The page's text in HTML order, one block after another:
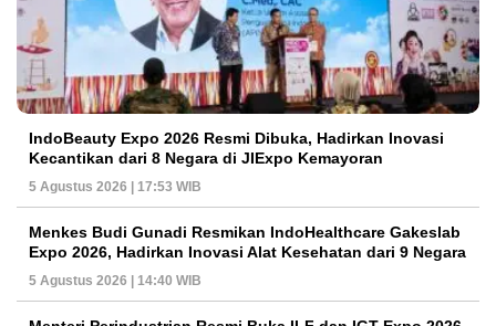
IndoBeauty Expo 2026 Resmi Dibuka, Hadirkan Inovasi
Kecantikan dari 8 Negara di JIExpo Kemayoran
5 Agustus 2026 | 17:53 WIB
Menkes Budi Gunadi Resmikan IndoHealthcare Gakeslab
Expo 2026, Hadirkan Inovasi Alat Kesehatan dari 9 Negara
5 Agustus 2026 | 14:40 WIB